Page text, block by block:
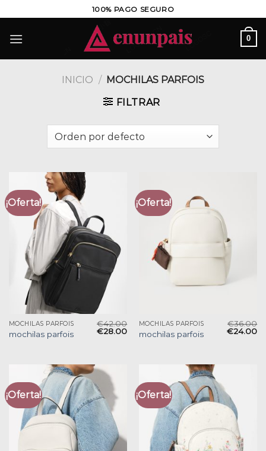
al
contenido
100% PAGO SEGURO
0
INICIO / MOCHILAS PARFOIS
FILTRAR
¡Oferta!
MOCHILAS PARFOIS
mochilas parfois
€42.00
€28.00
¡Oferta!
MOCHILAS PARFOIS
mochilas parfois
€36.00
€24.00
¡Oferta! ¡Oferta!